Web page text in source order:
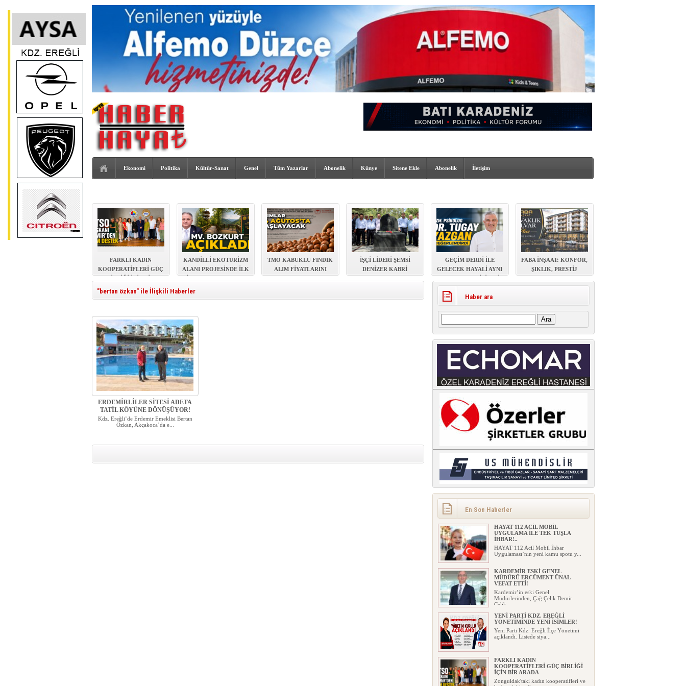
Ekonomi Politika Kültür-Sanat Genel Tüm Yazarlar Abonelik Künye Sitene Ekle Abonelik İletişim
FARKLI KADIN
KOOPERATİFLERİ GÜÇ
ARADA
KANDİLLİ EKOTURİZM
ALANI PROJESİNDE İLK
TMO KABUKLU FINDIK
ALIM FİYATLARINI
İŞÇİ LİDERİ ŞEMSİ
DENİZER KABRİ
GEÇİM DERDİ İLE
GELECEK HAYALİ AYNI
FABA İNŞAAT: KONFOR,
ŞIKLIK, PRESTİJ
"bertan özkan" ile İlişkili Haberler
ERDEMİRLİLER SİTESİ ADETA
TATİL KÖYÜNE DÖNÜŞÜYOR!
Kdz. Ereğli’de Erdemir Emeklisi Bertan
Özkan, Akçakoca’da e...
Haber ara
Arama:
En Son Haberler
HAYAT 112 ACİL MOBİL
UYGULAMA İLE TEK TUŞLA
İHBAR!..
HAYAT 112 Acil Mobil İhbar
Uygulaması’nın yeni kamu spotu y...
KARDEMİR ESKİ GENEL
MÜDÜRÜ ERCÜMENT ÜNAL
VEFAT ETTİ!
Kardemir’in eski Genel
Müdürlerinden, Çağ Çelik Demir
Çelik...
YENİ PARTİ KDZ. EREĞLİ
YÖNETİMİNDE YENİ İSİMLER!
Yeni Parti Kdz. Ereğli İlçe Yönetimi
açıklandı. Listede siya...
FARKLI KADIN
KOOPERATİFLERİ GÜÇ BİRLİĞİ
İÇİN BİR ARADA
Zonguldak'taki kadın kooperatifleri ve